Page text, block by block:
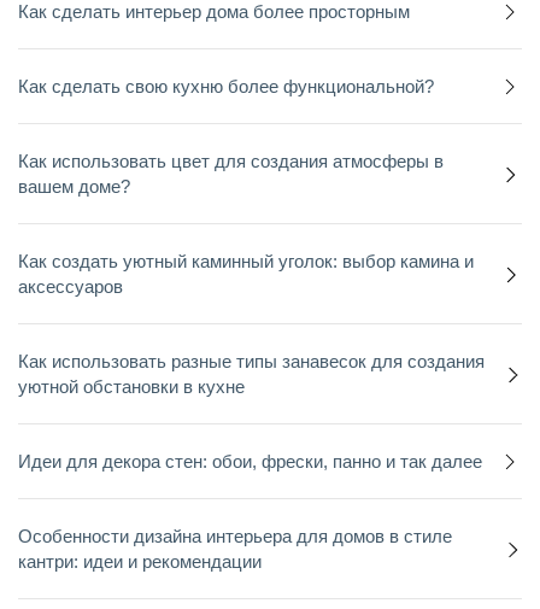
Как сделать интерьер дома более просторным
Как сделать свою кухню более функциональной?
Как использовать цвет для создания атмосферы в
вашем доме?
Как создать уютный каминный уголок: выбор камина и
аксессуаров
Как использовать разные типы занавесок для создания
уютной обстановки в кухне
Идеи для декора стен: обои, фрески, панно и так далее
Особенности дизайна интерьера для домов в стиле
кантри: идеи и рекомендации